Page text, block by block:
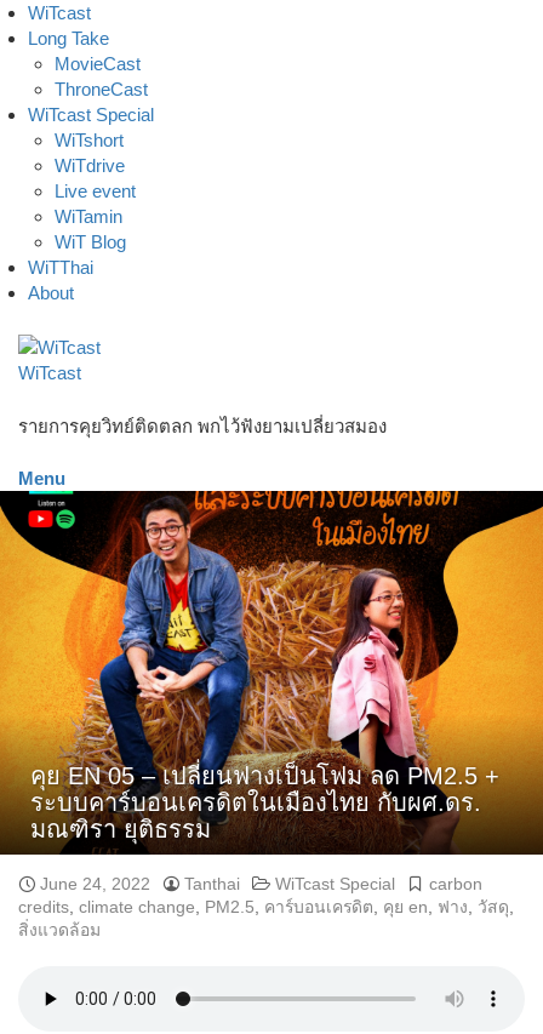
Skip
to
content
WiTcast
Long Take
MovieCast
ThroneCast
WiTcast Special
WiTshort
WiTdrive
Live event
WiTamin
WiT Blog
WiTThai
About
WiTcast
รายการคุยวิทย์ติดตลก พกไว้ฟังยามเปลี่ยวสมอง
Menu
คุย EN 05 – เปลี่ยนฟางเป็นโฟม ลด PM2.5 +
ระบบคาร์บอนเครดิตในเมืองไทย กับผศ.ดร.
มณฑิรา ยุติธรรม
June 24, 2022 Tanthai WiTcast Special
carbon
credits climate change PM2.5 คาร์บอนเครดิต คุย en ฟาง วัสดุ
สิ่งแวดล้อม